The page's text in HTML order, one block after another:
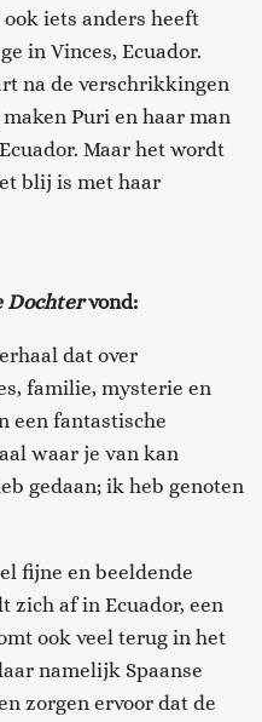
iets anders heeft
in Vinces, Ecuador.
na de verschrikkingen
Puri en haar man
Maar het wordt
blij is met haar
Dochtervond:
dat over
familie, mysterie en
een fantastische
waar je van kan
gedaan; ik heb genoten
fijne en beeldende
zich af in Ecuador, een
ook veel terug in het
namelijk Spaanse
zorgen ervoor dat de